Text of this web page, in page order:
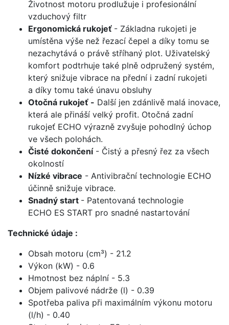
Životnost motoru prodlužuje i profesionální
vzduchový filtr
Ergonomická rukojeť - Základna rukojeti je
umístěna výše než řezací čepel a díky tomu se
nezachytává o právě stříhaný plot. Uživatelský
komfort podtrhuje také plně odpružený systém,
který snižuje vibrace na přední i zadní rukojeti
a díky tomu také únavu obsluhy
Otočná rukojeť - Další jen zdánlivě malá inovace,
která ale přináší velký profit. Otočná zadní
rukojeť ECHO výrazně zvyšuje pohodlný úchop
ve všech polohách.
Čisté dokončení- Čistý a přesný řez za všech
okolností
Nízké vibrace - Antivibrační technologie ECHO
účinně snižuje vibrace.
Snadný start - Patentovaná technologie
ECHO ES START pro snadné nastartování
Technické údaje :
Obsah motoru (cm³) - 21.2
Výkon (kW) - 0.6
Hmotnost bez náplní - 5.3
Objem palivové nádrže (l) - 0.39
Spotřeba paliva při maximálním výkonu motoru
(l/h) - 0.40